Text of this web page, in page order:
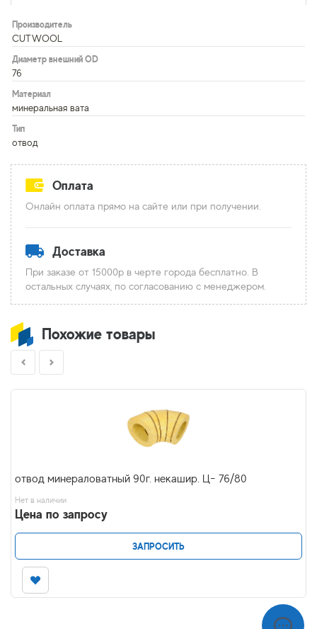
Производитель
CUTWOOL
Диаметр внешний OD
76
Материал
минеральная вата
Тип
отвод
Оплата
Онлайн оплата прямо на сайте или при получении.
Доставка
При заказе от 15000р в черте города бесплатно. В
остальных случаях, по согласованию с менеджером.
Похожие товары
отвод минераловатный 90г. некашир. Ц- 76/80
Нет в наличии
Цена по запросу
ЗАПРОСИТЬ